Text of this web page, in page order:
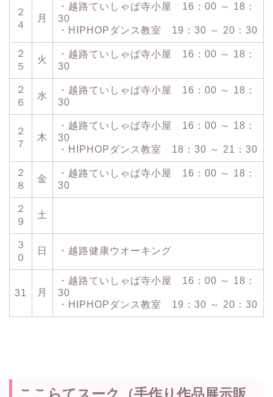
２
４
月
・越路ていしゃば寺小屋 16：00 ～ 18：
30
・HIPHOPダンス教室 19：30 ～ 20：30
２
５
火
・越路ていしゃば寺小屋 16：00 ～ 18：
30
２
６
水
・越路ていしゃば寺小屋 16：00 ～ 18：
30
２
７
木
・越路ていしゃば寺小屋 16：00 ～ 18：
30
・HIPHOPダンス教室 18：30 ～ 21：30
２
８
金
・越路ていしゃば寺小屋 16：00 ～ 18：
30
２
９
土
３
０
日 ・越路健康ウオーキング
31 月
・越路ていしゃば寺小屋 16：00 ～ 18：
30
・HIPHOPダンス教室 19：30 ～ 20：30